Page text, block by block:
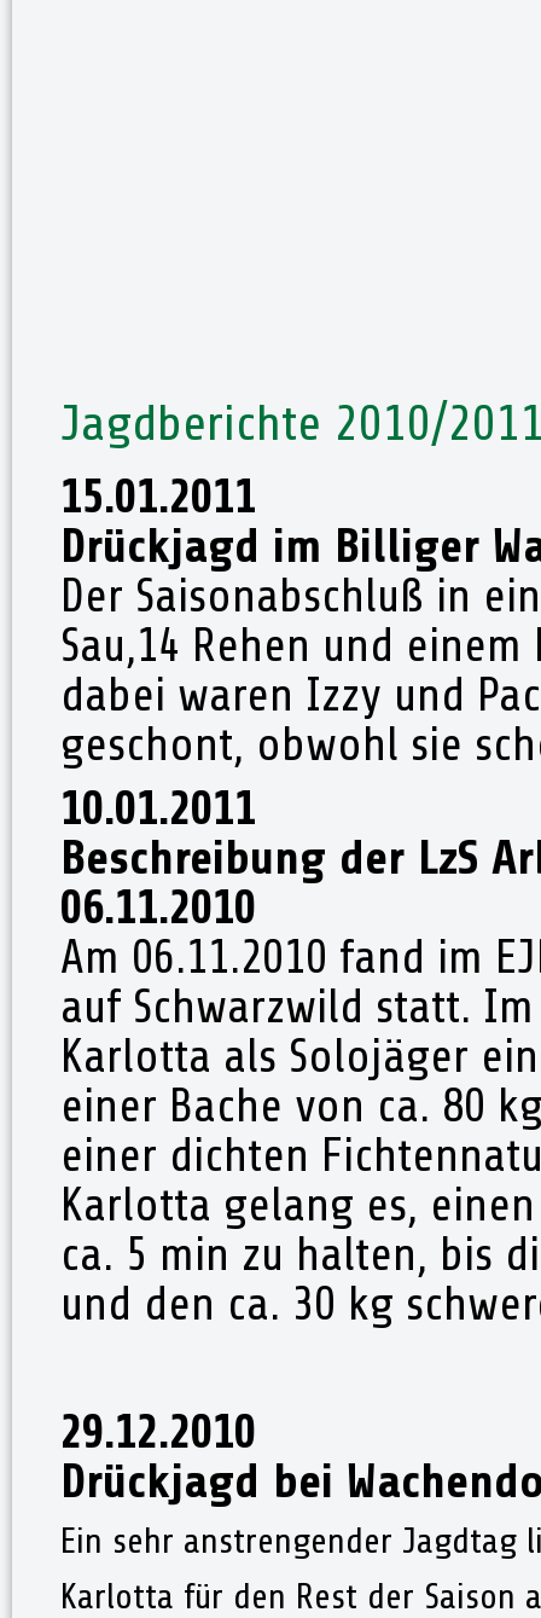
Jagdberichte 2010/
15.01.2011
Drückjagd im Billiger
Der Saisonabschluß in
Sau,14 Rehen und
dabei waren Izzy und
geschont, obwohl sie
10.01.2011
Beschreibung der LzS
06.11.2010
Am 06.11.2010 fand im
auf Schwarzwild statt.
Karlotta als Solojäger
einer Bache von ca. 80
einer dichten
Karlotta gelang es,
ca. 5 min zu halten, bis
und den ca. 30 kg
29.12.2010
Drückjagd bei
Ein sehr anstrengender Jagdtag
Karlotta für den Rest der Saison